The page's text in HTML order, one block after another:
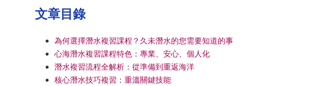
文章目錄
為何選擇潛水複習課程？久未潛水的您需要知道的事
心海潛水複習課程特色：專業、安心、個人化
潛水複習流程全解析：從準備到重返海洋
核心潛水技巧複習：重溫關鍵技能